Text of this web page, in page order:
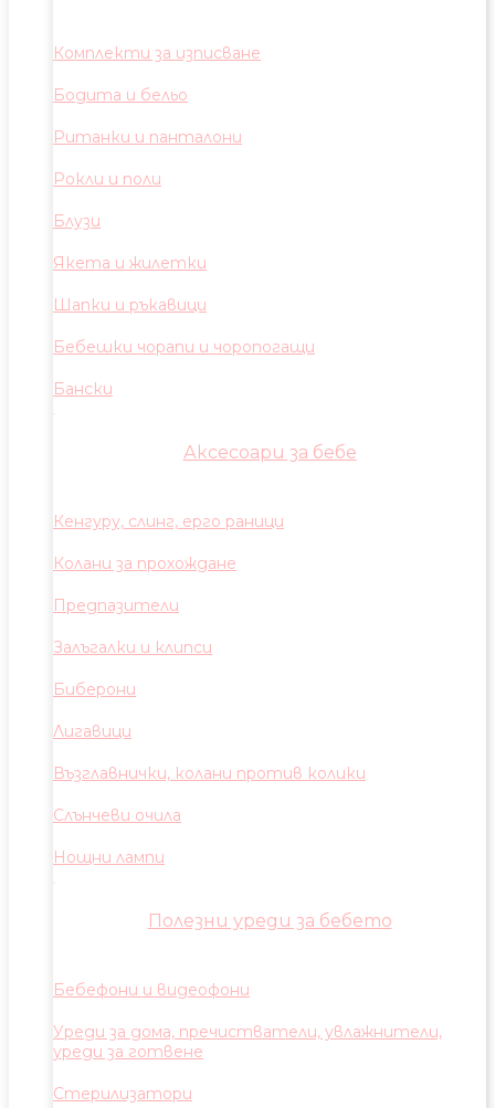
Комплекти за изписване
Бодита и бельо
Ританки и панталони
Рокли и поли
Блузи
Якета и жилетки
Шапки и ръкавици
Бебешки чорапи и чоропогащи
Бански
Аксесоари за бебе
Кенгуру, слинг, ерго раници
Колани за прохождане
Предпазители
Залъгалки и клипси
Биберони
Лигавици
Възглавнички, колани против колики
Слънчеви очила
Нощни лампи
Полезни уреди за бебето
Бебефони и видеофони
Уреди за дома, пречистватели, увлажнители,
уреди за готвене
Стерилизатори